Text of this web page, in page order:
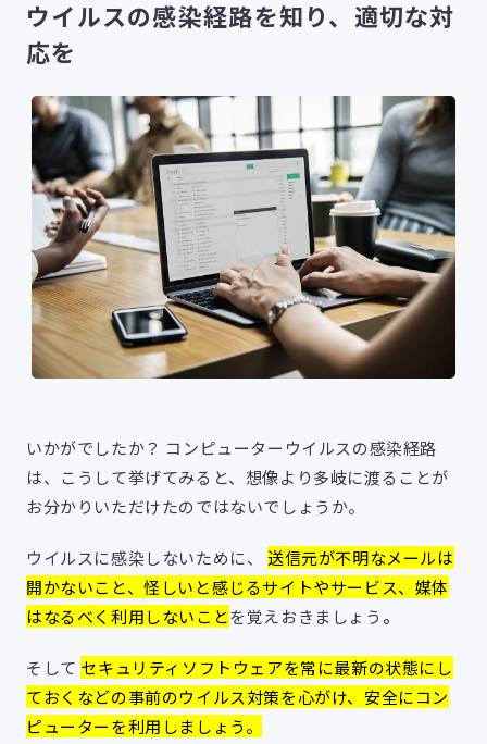
ウイルスの感染経路を知り、適切な対
応を
いかがでしたか？ コンピューターウイルスの感染経路
は、こうして挙げてみると、想像より多岐に渡ることが
お分かりいただけたのではないでしょうか。
ウイルスに感染しないために、 送信元が不明なメールは
開かないこと、怪しいと感じるサイトやサービス、媒体
はなるべく利用しないことを覚えおきましょう 。
そして セキュリティソフトウェアを常に最新の状態にし
ておくなどの事前のウイルス対策を心がけ、安全にコン
ピューターを利用しましょう。